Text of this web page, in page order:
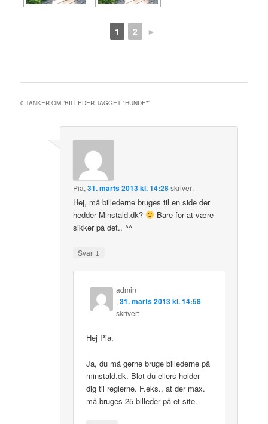
1 2 ►
0 TANKER OM “BILLEDER TAGGET "HUNDE"”
Pia,31. marts 2013 kl. 14:28skriver:
Hej, må billederne bruges til en side der
hedder Minstald.dk?
Bare for at være
sikker på det.. ^^
Svar ↓
admin
,31. marts 2013 kl. 14:58
skriver:
Hej Pia,
Ja, du må gerne bruge billederne på
minstald.dk. Blot du ellers holder
dig til reglerne. F.eks., at der max.
må bruges 25 billeder på et site.